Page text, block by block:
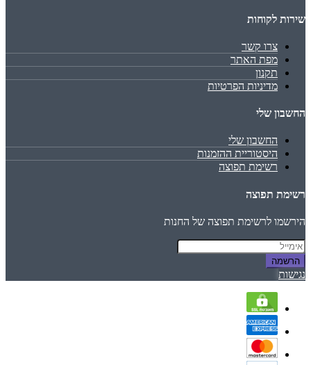
שירות לקוחות
צרו קשר
מפת האתר
תקנון
מדיניות הפרטיות
החשבון שלי
החשבון שלי
היסטוריית ההזמנות
רשימת תפוצה
רשימת תפוצה
הירשמו לרשימת תפוצה של החנות
הרשמה
נגישות